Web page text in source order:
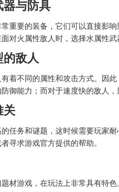
器与防具
重要的装备，它们可以直接影
对火属性敌人时，选择水属性武
的敌人
着不同的属性和攻击方式。因
御能力；而对于速度快的敌人，
关
任务和谜题，这时候需要玩家
寻求游戏官方提供的帮助。
题材游戏，在玩法上非常具有特